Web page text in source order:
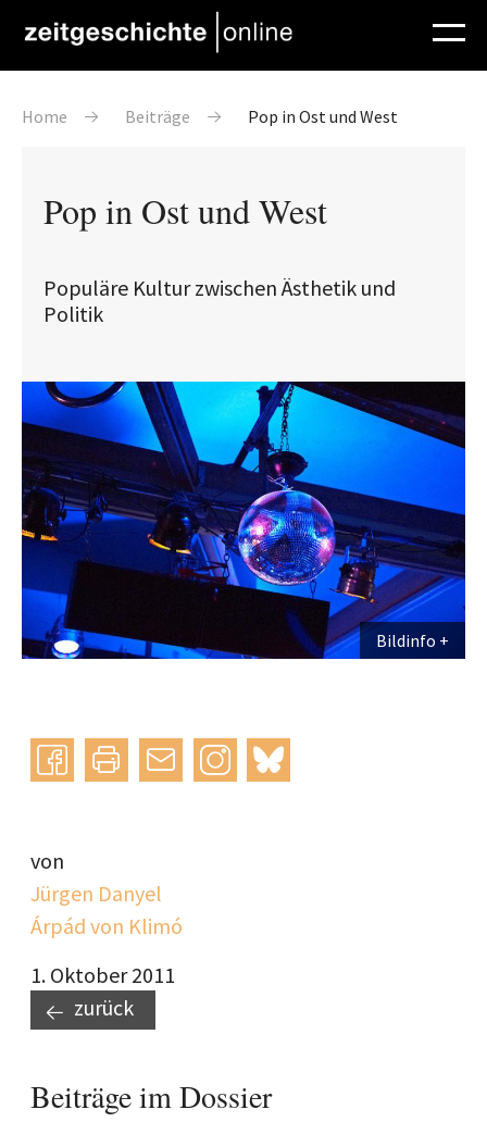
Pfadnavigation
Home Beiträge Pop in Ost und West
Pop in Ost und West
Populäre Kultur zwischen Ästhetik und
Politik
Bildinfo
Instagram
bluesky
von
Jürgen Danyel
Árpád von Klimó
1. Oktober 2011
zurück
Beiträge im Dossier